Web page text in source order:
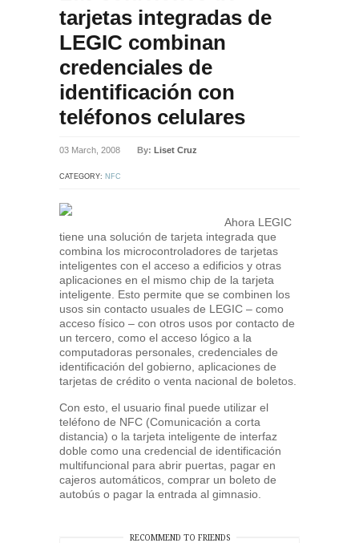
tarjetas integradas de
LEGIC combinan
credenciales de
identificación con
teléfonos celulares
03 March, 2008 By: Liset Cruz
CATEGORY: NFC
Ahora LEGIC
tiene una solución de tarjeta integrada que
combina los microcontroladores de tarjetas
inteligentes con el acceso a edificios y otras
aplicaciones en el mismo chip de la tarjeta
inteligente. Esto permite que se combinen los
usos sin contacto usuales de LEGIC – como
acceso físico – con otros usos por contacto de
un tercero, como el acceso lógico a la
computadoras personales, credenciales de
identificación del gobierno, aplicaciones de
tarjetas de crédito o venta nacional de boletos.
Con esto, el usuario final puede utilizar el
teléfono de NFC (Comunicación a corta
distancia) o la tarjeta inteligente de interfaz
doble como una credencial de identificación
multifuncional para abrir puertas, pagar en
cajeros automáticos, comprar un boleto de
autobús o pagar la entrada al gimnasio.
RECOMMEND TO FRIENDS